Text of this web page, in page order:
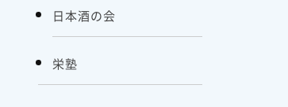
日本酒の会
栄塾